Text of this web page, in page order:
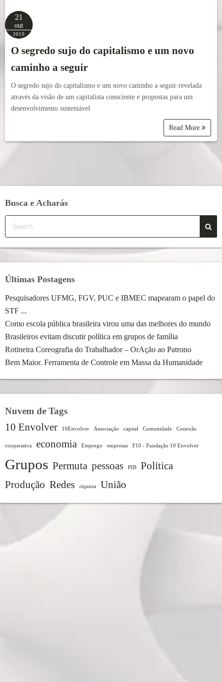
21
out
2019
O segredo sujo do capitalismo e um novo
caminho a seguir
O segredo sujo do capitalismo e um novo caminho a seguir revelada
através da visão de um capitalista consciente e propostas para um
desenvolvimento sustentável
Read More
Busca e Acharás
Últimas Postagens
Pesquisadores UFMG, FGV, PUC e IBMEC mapearam o papel do
STF ...
Como escola pública brasileira virou uma das melhores do mundo
Brasileiros evitam discutir política em grupos de família
Rotineira Coreografia do Trabalhador – OrAção ao Patrono
Bem Maior. Ferramenta de Controle em Massa da Humanidade
Nuvem de Tags
10 Envolver 10Envolver Associação capital Comunidade Conexão
cooperativa economia Emprego empresas F10 - Fundação 10 Envolver
Grupos Permuta pessoas PIB
Política
Produção Redes riqueza União